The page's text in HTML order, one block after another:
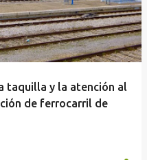
taquilla y la atención al
de ferrocarril de